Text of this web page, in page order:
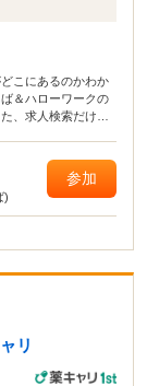
こにあるのかわか
＆ハローワークの
、求人検索だけで
)
参加
リ